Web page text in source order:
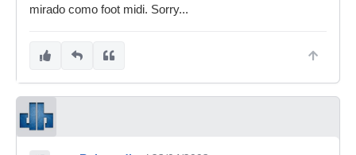
mirado como foot midi. Sorry...